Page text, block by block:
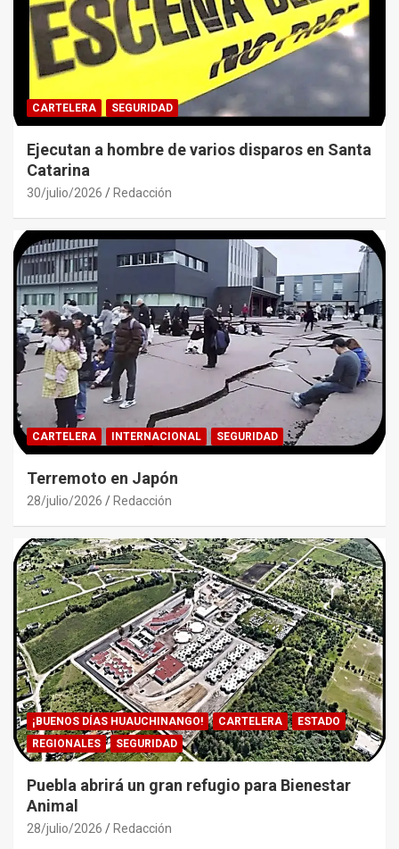
CARTELERA SEGURIDAD
Ejecutan a hombre de varios disparos en Santa
Catarina
30/julio/2026 Redacción
CARTELERA INTERNACIONAL SEGURIDAD
Terremoto en Japón
28/julio/2026 Redacción
¡BUENOS DÍAS HUAUCHINANGO! CARTELERA
ESTADO
REGIONALES
SEGURIDAD
Puebla abrirá un gran refugio para Bienestar
Animal
28/julio/2026 Redacción